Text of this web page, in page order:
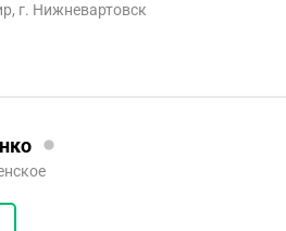
, г. Нижневартовск